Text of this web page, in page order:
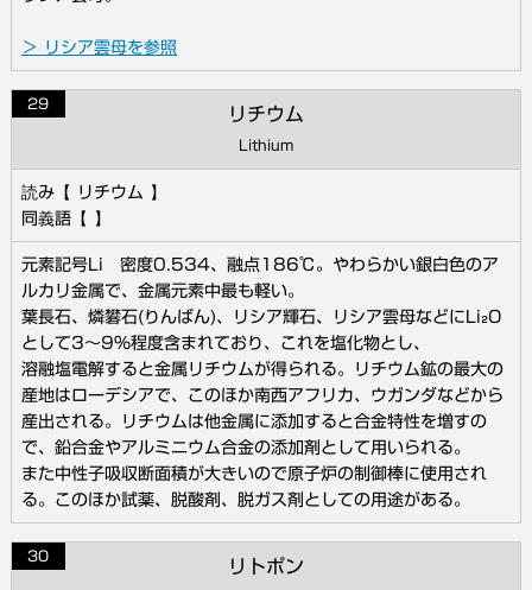
＞ リシア雲母を参照
29
リチウム
Lithium
リチウム
元素記号Li 密度0.534、融点186℃。やわらかい銀白色のア
ルカリ金属で、金属元素中最も軽い。
葉長石、燐礬石(りんばん)、リシア輝石、リシア雲母などにLi₂O
として3～9％程度含まれており、これを塩化物とし、
溶融塩電解すると金属リチウムが得られる。リチウム鉱の最大の
産地はローデシアで、このほか南西アフリカ、ウガンダなどから
産出される。リチウムは他金属に添加すると合金特性を増すの
で、鉛合金やアルミニウム合金の添加剤として用いられる。
また中性子吸収断面積が大きいので原子炉の制御棒に使用され
る。このほか試薬、脱酸剤、脱ガス剤としての用途がある。
30
リトポン